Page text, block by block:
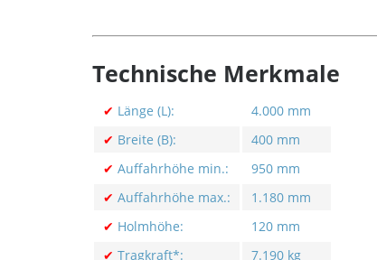
Technische Merkmale
✔ Länge (L):
4.000 mm
✔ Breite (B):
400 mm
✔ Auffahrhöhe min.:
950 mm
✔ Auffahrhöhe max.:
1.180 mm
✔ Holmhöhe:
120 mm
✔ Tragkraft*:
7.190 kg